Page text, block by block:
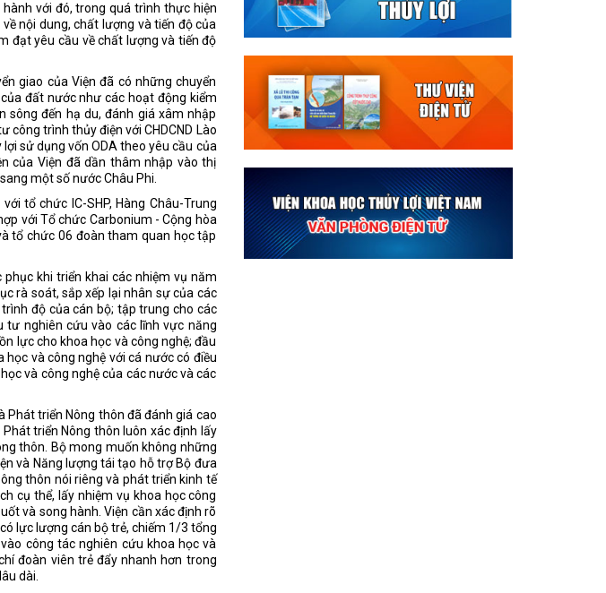
với đó, trong quá trình thực hiện
nội dung, chất lượng và tiến độ của
đạt yêu cầu về chất lượng và tiến độ
giao của Viện đã có những chuyển
đất nước như các hoạt động kiểm
sông đến hạ du, đánh giá xâm nhập
công trình thủy điện với CHDCND Lào
sử dụng vốn ODA theo yêu cầu của
của Viện đã dần thâm nhập vào thị
một số nước Châu Phi.
tổ chức IC-SHP, Hàng Châu-Trung
với Tổ chức Carbonium - Cộng hòa
tổ chức 06 đoàn tham quan học tập
khi triển khai các nhiệm vụ năm
rà soát, sắp xếp lại nhân sự của các
độ của cán bộ; tập trung cho các
nghiên cứu vào các lĩnh vực năng
lực cho khoa học và công nghệ; đầu
và công nghệ với cá nước có điều
và công nghệ của các nước và các
Phát triển Nông thôn đã đánh giá cao
triển Nông thôn luôn xác định lấy
thôn. Bộ mong muốn không những
và Năng lượng tái tạo hỗ trợ Bộ đưa
thôn nói riêng và phát triển kinh tế
cụ thể, lấy nhiệm vụ khoa học công
và song hành. Viện cần xác định rõ
lực lượng cán bộ trẻ, chiếm 1/3 tổng
công tác nghiên cứu khoa học và
đoàn viên trẻ đẩy nhanh hơn trong
dài.